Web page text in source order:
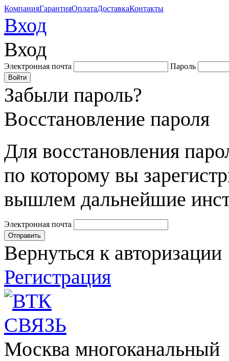
КомпанияГарантияОплатаДоставкаКонтакты
Вход
Вход
Электронная почта Пароль
Забыли пароль?
Восстановление пароля
Для восстановления
по которому вы
вышлем дальнейшие
Электронная почта
Вернуться к авторизации
Регистрация
Москва многоканальный